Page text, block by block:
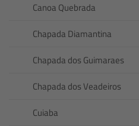
Canoa Quebrada
Chapada Diamantina
Chapada dos Guimaraes
Chapada dos Veadeiros
Cuiaba